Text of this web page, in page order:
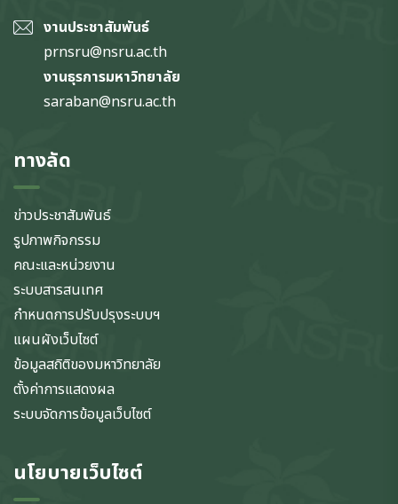
งานประชาสัมพันธ์
prnsru@nsru.ac.th
งานธุรการมหาวิทยาลัย
saraban@nsru.ac.th
ทางลัด
ข่าวประชาสัมพันธ์
รูปภาพกิจกรรม
คณะและหน่วยงาน
ระบบสารสนเทศ
กำหนดการปรับปรุงระบบฯ
แผนผังเว็บไซต์
ข้อมูลสถิติของมหาวิทยาลัย
ตั้งค่าการแสดงผล
ระบบจัดการข้อมูลเว็บไซต์
นโยบายเว็บไซต์